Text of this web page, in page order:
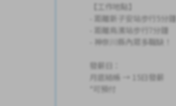
【工作地點】
- 距離新子安站步行5分鐘
- 距離鳥濱站步行7分鐘
- 神奈川縣內眾多職缺！
發薪日：
月底結帳 → 15日發薪
*可預付